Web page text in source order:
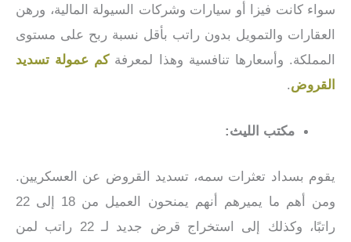
سواء كانت فيزا أو سيارات وشركات السيولة المالية، ورهن
العقارات والتمويل بدون راتب بأقل نسبة ربح على مستوى
المملكة. وأسعارها تنافسية وهذا لمعرفةكم عمولة تسديد
القروض.
مكتب الليث:
يقوم بسداد تعثرات سمه، تسديد القروض عن العسكريين.
ومن أهم ما يميرهم أنهم يمنحون العميل من 18 إلى 22
راتبًا، وكذلك إلى استخراج قرض جديد لـ 22 راتب لمن